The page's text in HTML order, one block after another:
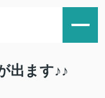
出ます♪♪